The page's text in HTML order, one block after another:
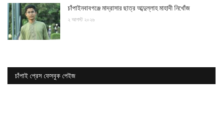
চাঁপাইনবাবগঞ্জে মাদ্রাসার ছাত্র আব্দুল্লাহ মাহাদী নিখোঁজ
২ আগস্ট ২০২৬
চাঁপাই প্রেস ফেসবুক পেইজ